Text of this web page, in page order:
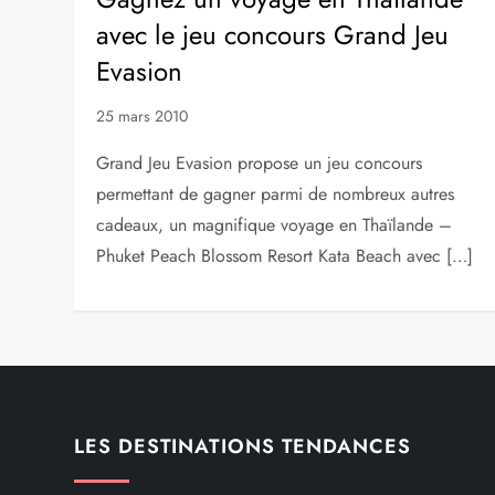
avec le jeu concours Grand Jeu
Evasion
25 mars 2010
Grand Jeu Evasion propose un jeu concours
permettant de gagner parmi de nombreux autres
cadeaux, un magnifique voyage en Thaïlande –
Phuket Peach Blossom Resort Kata Beach avec […]
LES DESTINATIONS TENDANCES